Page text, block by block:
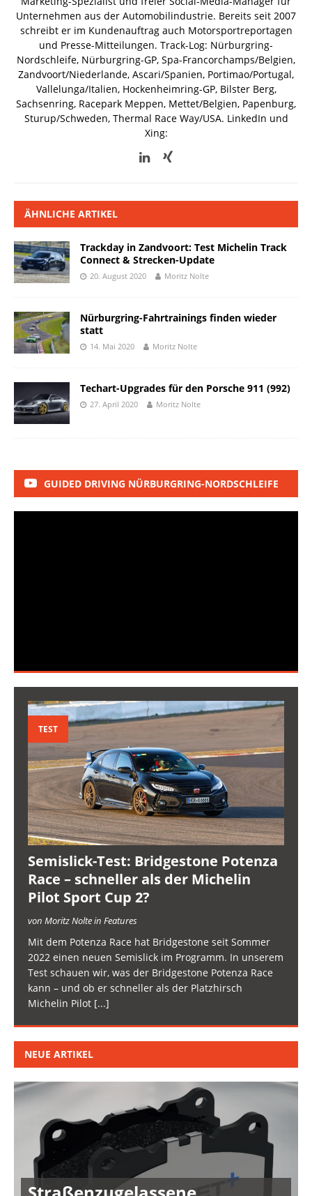
Unternehmen aus der Automobilindustrie. Bereits seit 2007
schreibt er im Kundenauftrag auch Motorsportreportagen
und Presse-Mitteilungen. Track-Log: Nürburgring-
Nordschleife, Nürburgring-GP, Spa-Francorchamps/Belgien,
Zandvoort/Niederlande, Ascari/Spanien, Portimao/Portugal,
Vallelunga/Italien, Hockenheimring-GP, Bilster Berg,
Sachsenring, Racepark Meppen, Mettet/Belgien, Papenburg,
Sturup/Schweden, Thermal Race Way/USA. LinkedIn und
Xing:
ÄHNLICHE ARTIKEL
Trackday in Zandvoort: Test Michelin Track
Connect & Strecken-Update
20. August 2020 Moritz Nolte
Nürburgring-Fahrtrainings finden wieder
statt
14. Mai 2020 Moritz Nolte
Techart-Upgrades für den Porsche 911 (992)
27. April 2020 Moritz Nolte
GUIDED DRIVING NÜRBURGRING-NORDSCHLEIFE
TEST
Semislick-Test: Bridgestone Potenza
Race – schneller als der Michelin
Pilot Sport Cup 2?
von Moritz Nolte in Features
Mit dem Potenza Race hat Bridgestone seit Sommer
2022 einen neuen Semislick im Programm. In unserem
Test schauen wir, was der Bridgestone Potenza Race
kann – und ob er schneller als der Platzhirsch
Michelin Pilot [...]
NEUE ARTIKEL